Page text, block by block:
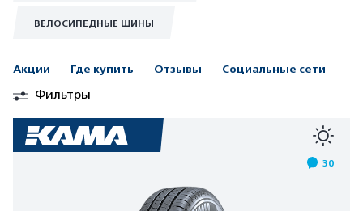
ВЕЛОСИПЕДНЫЕ ШИНЫ
Акции Где купить Отзывы Социальные сети
Фильтры
30